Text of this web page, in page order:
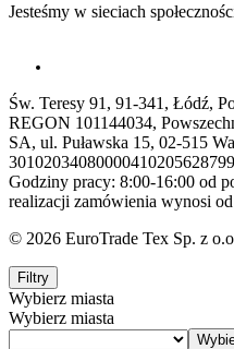
Jesteśmy w sieciach
Św. Teresy 91, 91-341, Łódź,
REGON 101144034,
SA, ul. Puławska 15, 02-515
Godziny pracy: 8:00-16:00 od
realizacji zamówienia wynosi
© 2026 EuroTrade Tex Sp. z
Filtry
Wybierz miasta
Wybierz miasta